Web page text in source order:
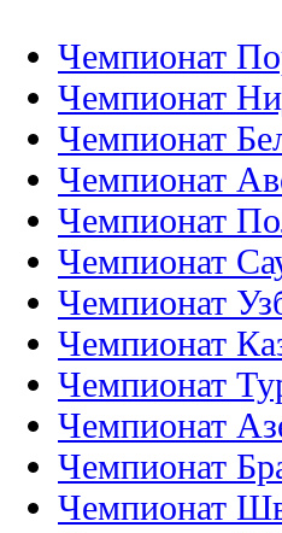
Чемпионат
Чемпионат
Чемпионат
Чемпионат
Чемпионат
Чемпионат
Чемпионат
Чемпионат
Чемпионат
Чемпионат
Чемпионат
Чемпионат